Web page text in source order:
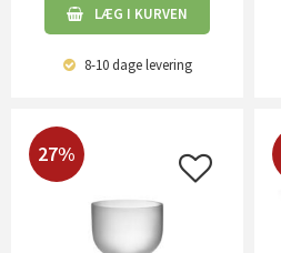
LÆG I KURVEN
8-10 dagelevering
27%